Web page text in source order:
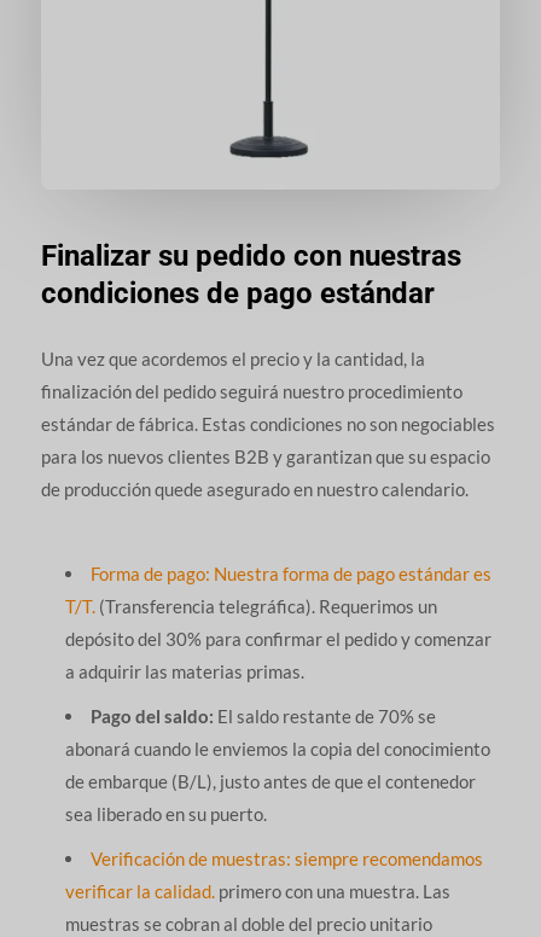
Finalizar su pedido con nuestras
condiciones de pago estándar
Una vez que acordemos el precio y la cantidad, la
finalización del pedido seguirá nuestro procedimiento
estándar de fábrica. Estas condiciones no son negociables
para los nuevos clientes B2B y garantizan que su espacio
de producción quede asegurado en nuestro calendario.
Forma de pago: Nuestra forma de pago estándar es
T/T.(Transferencia telegráfica). Requerimos un
depósito del 30% para confirmar el pedido y comenzar
a adquirir las materias primas.
Pago del saldo: El saldo restante de 70% se
abonará cuando le enviemos la copia del conocimiento
de embarque (B/L), justo antes de que el contenedor
sea liberado en su puerto.
Verificación de muestras: siempre recomendamos
verificar la calidad.primero con una muestra. Las
muestras se cobran al doble del precio unitario